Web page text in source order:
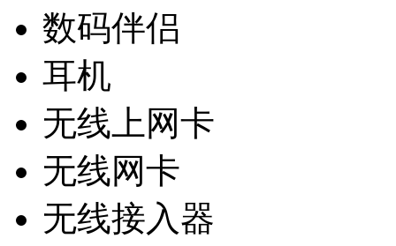
数码伴侣
耳机
无线上网卡
无线网卡
无线接入器